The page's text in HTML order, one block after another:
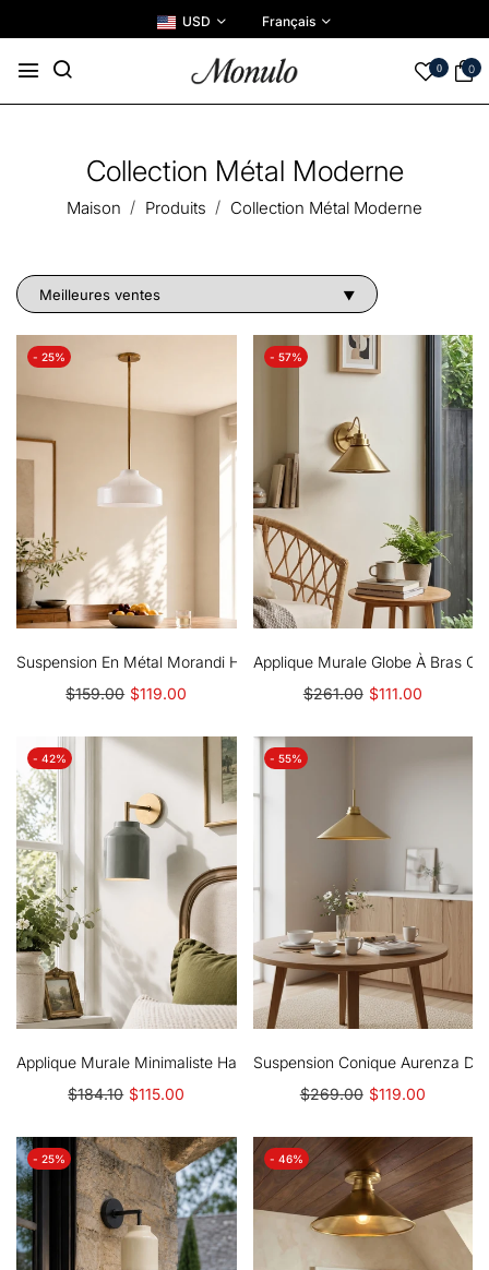
USD Français
0 0
Collection Métal Moderne
Maison Produits Collection Métal Moderne
- 25%
Suspension En Métal Morandi Hanton Nordic - Luminaire
$159.00 $119.00
- 57%
Applique Murale Globe À Bras
$261.00 $111.00
- 42%
Applique Murale Minimaliste Hanton – Applique En Verre Lait
$184.10 $115.00
- 55%
Suspension Conique Aurenza
$269.00 $119.00
- 25% - 46%